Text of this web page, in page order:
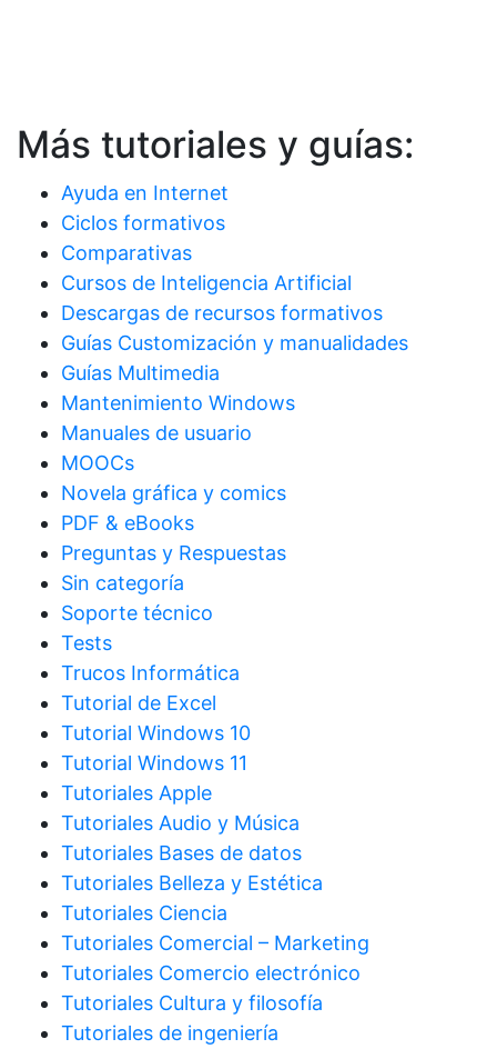
Más tutoriales y guías:
Ayuda en Internet
Ciclos formativos
Comparativas
Cursos de Inteligencia Artificial
Descargas de recursos formativos
Guías Customización y manualidades
Guías Multimedia
Mantenimiento Windows
Manuales de usuario
MOOCs
Novela gráfica y comics
PDF & eBooks
Preguntas y Respuestas
Sin categoría
Soporte técnico
Tests
Trucos Informática
Tutorial de Excel
Tutorial Windows 10
Tutorial Windows 11
Tutoriales Apple
Tutoriales Audio y Música
Tutoriales Bases de datos
Tutoriales Belleza y Estética
Tutoriales Ciencia
Tutoriales Comercial – Marketing
Tutoriales Comercio electrónico
Tutoriales Cultura y filosofía
Tutoriales de ingeniería